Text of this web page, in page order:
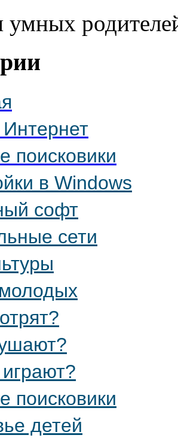
умных
поисковики
в Windows
софт
сети
поисковики
детей